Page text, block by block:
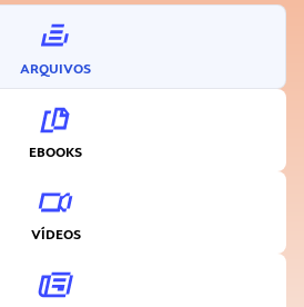
ARQUIVOS
EBOOKS
VÍDEOS